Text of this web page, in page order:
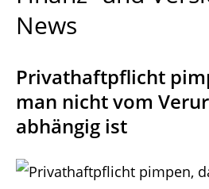
News
Privathaftpflicht
man nicht vom
abhängig ist